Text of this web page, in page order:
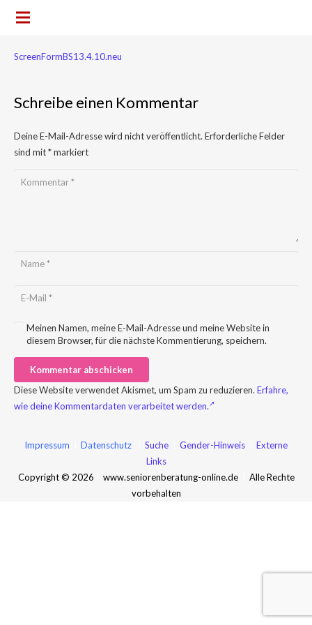
ScreenFormBS13.4.10.neu
Schreibe einen Kommentar
Deine E-Mail-Adresse wird nicht veröffentlicht. Erforderliche Felder
sind mit*markiert
Meinen Namen, meine E-Mail-Adresse und meine Website in
diesem Browser, für die nächste Kommentierung, speichern.
Kommentar abschicken
Diese Website verwendet Akismet, um Spam zu reduzieren. Erfahre,
wie deine Kommentardaten verarbeitet werden.
Impressum Datenschutz Suche Gender-Hinweis
Externe
Links
Copyright © 2026
www.seniorenberatung-online.de
Alle Rechte
vorbehalten